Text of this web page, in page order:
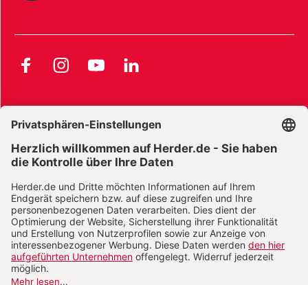
FacebookInstagramYouTubeLinkedIn
Widerrufsbelehrung E-Books
Widerrufsbelehrung Zeitschriften Datenschutz
Datenschutz Social Media Barrierefreiheit
Vertrag widerrufen